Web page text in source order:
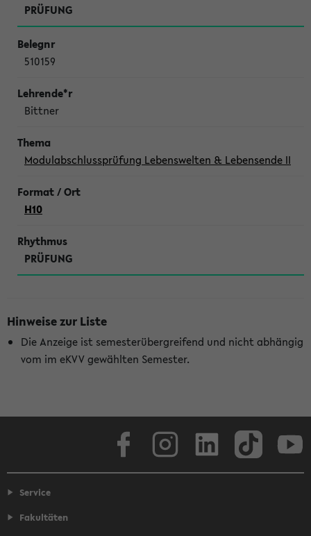
PRÜFUNG
510159
Bittner
Modulabschlussprüfung Lebenswelten & Lebensende II
H10
PRÜFUNG
Hinweise zur Liste
Die Anzeige ist semesterübergreifend und nicht abhängig
vom im eKVV gewählten Semester.
Service
Fakultäten